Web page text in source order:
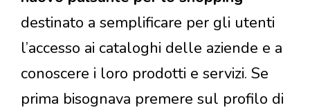
destinato a semplificare per gli utenti
l’accesso ai cataloghi delle aziende e a
conoscere i loro prodotti e servizi. Se
prima bisognava premere sul profilo di